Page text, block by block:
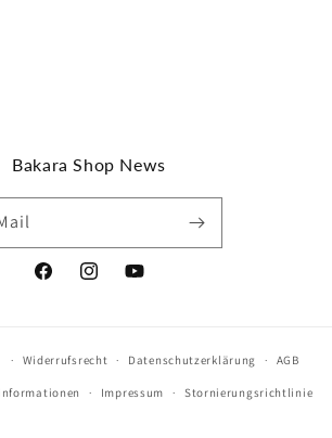
Bakara Shop News
FacebookInstagramYouTube
Widerrufsrecht Datenschutzerklärung AGB
Impressum Stornierungsrichtlinie